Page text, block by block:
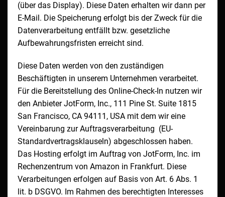
(über das Display). Diese Daten erhalten wir dann per
E-Mail. Die Speicherung erfolgt bis der Zweck für die
Datenverarbeitung entfällt bzw. gesetzliche
Aufbewahrungsfristen erreicht sind.
Diese Daten werden von den zuständigen
Beschäftigten in unserem Unternehmen verarbeitet.
Für die Bereitstellung des Online-Check-In nutzen wir
den Anbieter JotForm, Inc., 111 Pine St. Suite 1815
San Francisco, CA 94111, USA mit dem wir eine
Vereinbarung zur Auftragsverarbeitung (EU-
Standardvertragsklauseln) abgeschlossen haben.
Das Hosting erfolgt im Auftrag von JotForm, Inc. im
Rechenzentrum von Amazon in Frankfurt. Diese
Verarbeitungen erfolgen auf Basis von Art. 6 Abs. 1
lit. b DSGVO. Im Rahmen des berechtigten Interesses